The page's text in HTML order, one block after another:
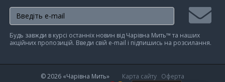
на
Будь завжди в курсі останніх новин від Чарівна Мить™ та наших
акційних пропозицій. Введи свій e-mail і підпишись на розсилання.
© 2026 «Чарівна Мить» Карта сайту Оферта